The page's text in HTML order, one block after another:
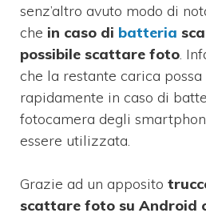
senz’altro avuto modo di
che in caso di batteria
possibile scattare foto.
che la restante carica
rapidamente in caso di
fotocamera degli
essere utilizzata.
Grazie ad un apposito
scattare foto su Android